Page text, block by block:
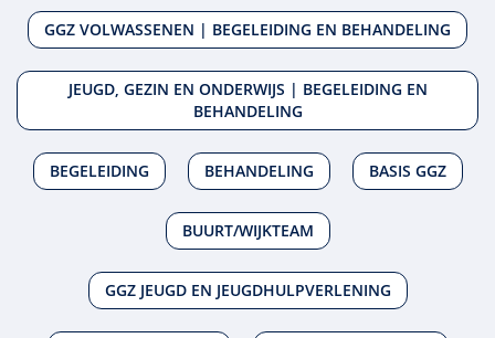
GGZ VOLWASSENEN | BEGELEIDING EN BEHANDELING
JEUGD, GEZIN EN ONDERWIJS | BEGELEIDING EN
BEHANDELING
BEGELEIDING BEHANDELING BASIS GGZ
BUURT/WIJKTEAM
GGZ JEUGD EN JEUGDHULPVERLENING